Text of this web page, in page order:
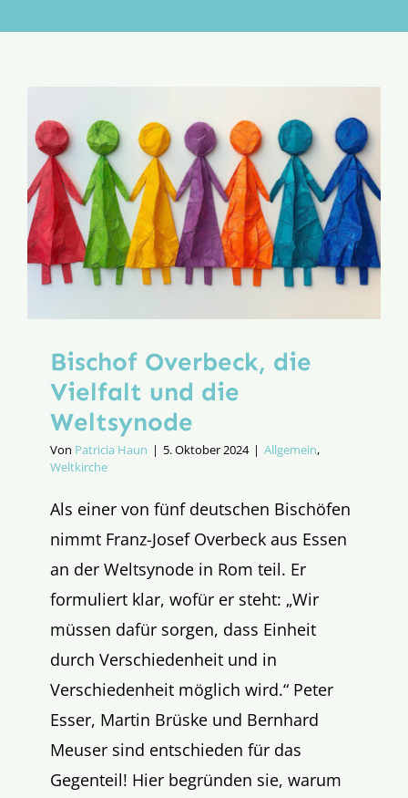
Aktion
Bischof Overbeck, die
Vielfalt und die
Weltsynode
Von Patricia Haun | 5. Oktober 2024 | Allgemein,
Weltkirche
Als einer von fünf deutschen Bischöfen
nimmt Franz-Josef Overbeck aus Essen
an der Weltsynode in Rom teil. Er
formuliert klar, wofür er steht: „Wir
müssen dafür sorgen, dass Einheit
durch Verschiedenheit und in
Verschiedenheit möglich wird.“ Peter
Esser, Martin Brüske und Bernhard
Meuser sind entschieden für das
Gegenteil! Hier begründen sie, warum